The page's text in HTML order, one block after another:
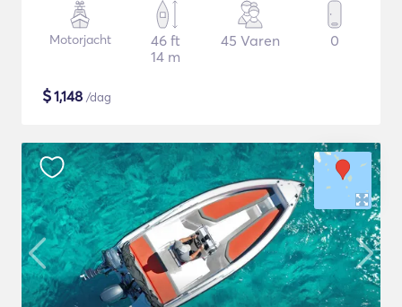
Motorjacht
46 ft
14 m
45 Varen 0
$1,148 /dag